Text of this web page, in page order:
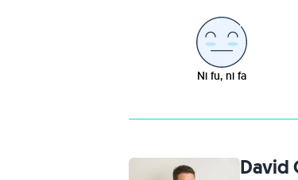
Ni fu, ni fa
David